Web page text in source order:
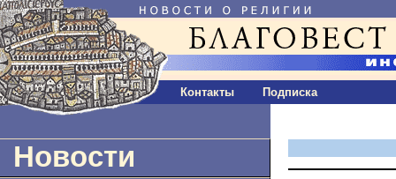
Контакты Подписка
Новости